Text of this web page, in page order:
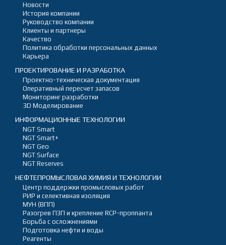
Новости
История компании
Руководство компании
Клиенты и партнеры
Качество
Политика обработки персональных данных
Карьера
ПРОЕКТИРОВАНИЕ И РАЗРАБОТКА
Проектно-техническая документация
Оперативный пересчет запасов
Мониторинг разработки
3D Моделирование
ИНФОРМАЦИОННЫЕ ТЕХНОЛОГИИ
NGT Smart
NGT Smart+
NGT Geo
NGT Surface
NGT Reserves
НЕФТЕПРОМЫСЛОВАЯ ХИМИЯ И ТЕХНОЛОГИИ
Центр поддержки промысловых работ
РИР и селективная изоляция
МУН (ВПП)
Разогрев ПЗП и крепление RCP-проппанта
Борьба с осложнениями
Подготовка нефти и воды
Реагенты